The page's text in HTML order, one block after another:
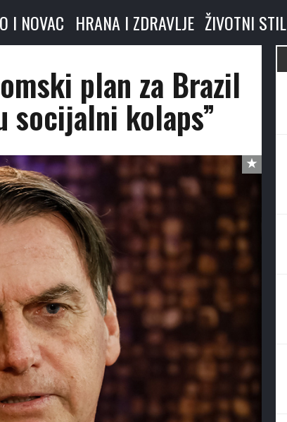
I NOVAC HRANA I ZDRAVLJE ŽIVOTNI STIL
plan za Brazil
socijalni kolaps”